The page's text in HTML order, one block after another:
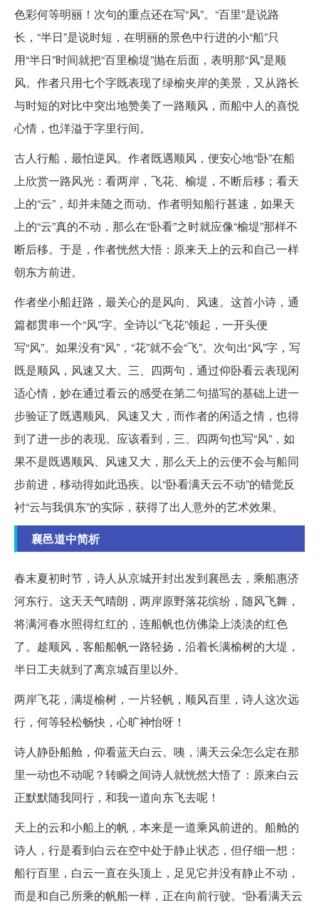
色彩何等明丽！次句的重点还在写“风”。“百里”是说路
长，“半日”是说时短，在明丽的景色中行进的小“船”只
用“半日”时间就把“百里榆堤”抛在后面，表明那“风”是顺
风。作者只用七个字既表现了绿榆夹岸的美景，又从路长
与时短的对比中突出地赞美了一路顺风，而船中人的喜悦
心情，也洋溢于字里行间。
古人行船，最怕逆风。作者既遇顺风，便安心地“卧”在船
上欣赏一路风光：看两岸，飞花、榆堤，不断后移；看天
上的“云”，却并未随之而动。作者明知船行甚速，如果天
上的“云”真的不动，那么在“卧看”之时就应像“榆堤”那样不
断后移。于是，作者恍然大悟：原来天上的云和自己一样
朝东方前进。
作者坐小船赶路，最关心的是风向、风速。这首小诗，通
篇都贯串一个“风”字。全诗以“飞花”领起，一开头便
写“风”。如果没有“风”，“花”就不会“飞”。次句出“风”字，写
既是顺风，风速又大。三、四两句，通过仰卧看云表现闲
适心情，妙在通过看云的感受在第二句描写的基础上进一
步验证了既遇顺风、风速又大，而作者的闲适之情，也得
到了进一步的表现。应该看到，三、四两句也写“风”，如
果不是既遇顺风、风速又大，那么天上的云便不会与船同
步前进，移动得如此迅疾。以“卧看满天云不动”的错觉反
衬“云与我俱东”的实际，获得了出人意外的艺术效果。
襄邑道中简析
春末夏初时节，诗人从京城开封出发到襄邑去，乘船惠济
河东行。这天天气晴朗，两岸原野落花缤纷，随风飞舞，
将满河春水照得红红的，连船帆也仿佛染上淡淡的红色
了。趁顺风，客船船帆一路轻扬，沿着长满榆树的大堤，
半日工夫就到了离京城百里以外。
两岸飞花，满堤榆树，一片轻帆，顺风百里，诗人这次远
行，何等轻松畅快，心旷神怡呀！
诗人静卧船舱，仰看蓝天白云。咦，满天云朵怎么定在那
里一动也不动呢？转瞬之间诗人就恍然大悟了：原来白云
正默默随我同行，和我一道向东飞去呢！
天上的云和小船上的帆，本来是一道乘风前进的。船舱的
诗人，行是看到白云在空中处于静止状态，但仔细一想：
船行百里，白云一直在头顶上，足见它并没有静止不动，
而是和自己所乘的帆船一样，正在向前行驶。“卧看满天云